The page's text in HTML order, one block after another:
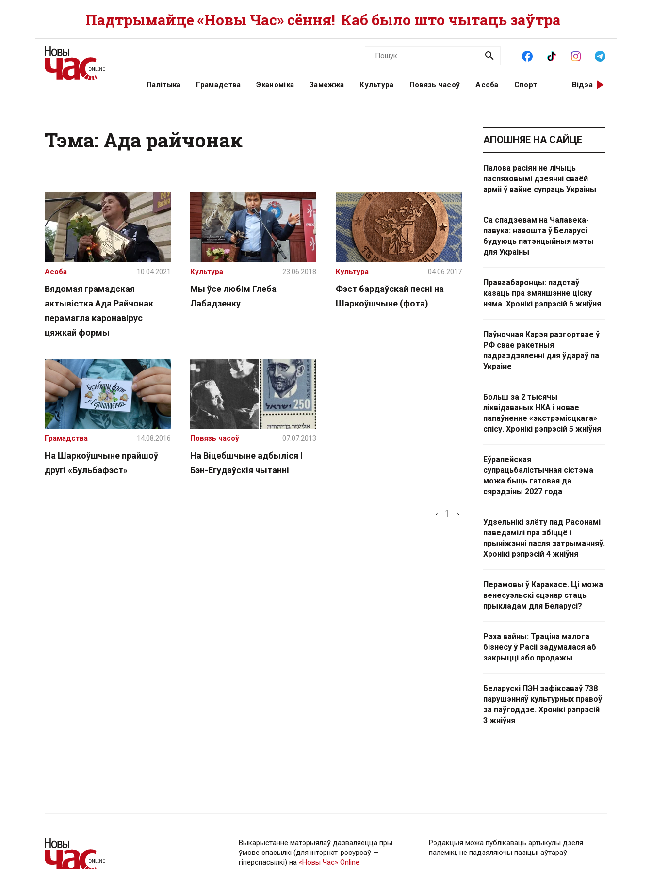
Падтрымайце «Новы Час» сёння! Каб было што чытаць заўтра
Палітыка Грамадства Эканоміка Замежжа Культура Повязь часоў Асоба Спорт Відэа
Тэма: Ада райчонак
Вядомая грамадская
актывістка Ада Райчонак
перамагла каронавірус
цяжкай формы
Асоба 10.04.2021
Мы ўсе любім Глеба
Лабадзенку
Культура 23.06.2018
Фэст бардаўскай песні на
Шаркоўшчыне (фота)
Культура 04.06.2017
На Шаркоўшчыне прайшоў
другі «Бульбафэст»
Грамадства 14.08.2016
На Віцебшчыне адбыліся I
Бэн-Егудаўскія чытанні
Повязь часоў 07.07.2013
‹ 1 ›
АПОШНЯЕ НА САЙЦЕ
Палова расіян не лічыць
паспяховымі дзеянні сваёй
арміі ў вайне супраць Украіны
Са спадзевам на Чалавека-
павука: навошта ў Беларусі
будуюць патэнцыйныя мэты
для Украіны
Праваабаронцы: падстаў
казаць пра змяншэнне ціску
няма. Хронікі рэпрэсій 6 жніўня
Паўночная Карэя разгортвае ў
РФ свае ракетныя
падраздзяленні для ўдараў па
Украіне
Больш за 2 тысячы
ліквідаваных НКА і новае
папаўненне «экстрэмісцкага»
спісу. Хронікі рэпрэсій 5 жніўня
Еўрапейская
супрацьбалістычная сістэма
можа быць гатовая да
сярэдзіны 2027 года
Удзельнікі злёту пад Расонамі
паведамілі пра збіццё і
прыніжэнні пасля затрыманняў.
Хронікі рэпрэсій 4 жніўня
Перамовы ў Каракасе. Ці можа
венесуэльскі сцэнар стаць
прыкладам для Беларусі?
Рэха вайны: Траціна малога
бізнесу ў Расіі задумалася аб
закрыцці або продажы
Беларускі ПЭН зафіксаваў 738
парушэнняў культурных правоў
за паўгоддзе. Хронікі рэпрэсій
3 жніўня
Выкарыстанне матэрыялаў дазваляецца пры
ўмове спасылкі (для інтэрнэт-рэсурсаў —
гiперспасылкi) на «Новы Час» Online
Рэдакцыя можа публікаваць артыкулы дзеля
палемікі, не падзяляючы пазіцыі аўтараў